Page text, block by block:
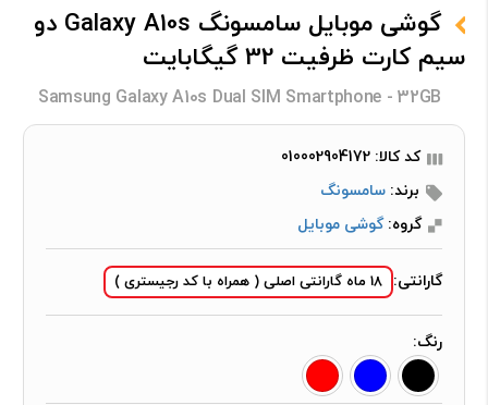
گوشی موبایل سامسونگ Galaxy A10s دو
سیم کارت ظرفیت 32 گیگابایت
Samsung Galaxy A10s Dual SIM Smartphone - 32GB
کد کالا: 010002904172
برند: سامسونگ
گروه:گوشی موبایل
گارانتی: 18 ماه گارانتی اصلی ( همراه با کد رجیستری )
رنگ: